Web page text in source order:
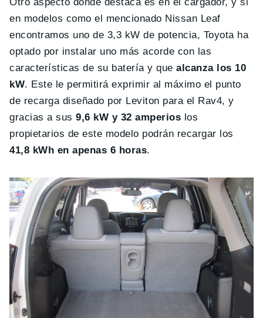
en modelos como el mencionado Nissan Leaf
encontramos uno de 3,3 kW de potencia, Toyota ha
optado por instalar uno más acorde con las
características de su batería y quealcanza los 10
kW. Este le permitirá exprimir al máximo el punto
de recarga diseñado por Leviton para el Rav4, y
gracias a sus9,6 kW y 32 amperios los
propietarios de este modelo podrán recargar los
41,8 kWh en apenas 6 horas.